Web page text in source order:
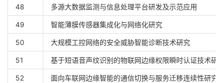
48 多源大数据监测与信息处理平台研发及示范应用
49 智能薄膜传感器集成化与网络化研究
50 大规模工控网络的安全威胁智能诊断技术研究
51 基于短语音声纹识别的物联网边缘权限瞬时认证技术研
52 面向车联网边缘智能的通信切换与服务迁移连续性研究